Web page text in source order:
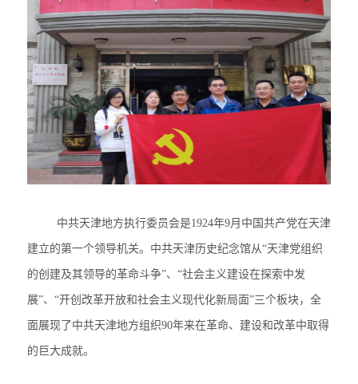
中共天津地方执行委员会是1924年9月中国共产党在天津
建立的第一个领导机关。中共天津历史纪念馆从“天津党组织
的创建及其领导的革命斗争”、“社会主义建设在探索中发
展”、“开创改革开放和社会主义现代化新局面”三个板块，全
面展现了中共天津地方组织90年来在革命、建设和改革中取得
的巨大成就。